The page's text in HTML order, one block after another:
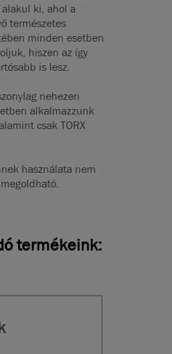
ki, ahol a
természetes
minden esetben
hiszen az így
is lesz.
nehezen
alkalmazzunk
csak TORX
használata nem
termékeink: